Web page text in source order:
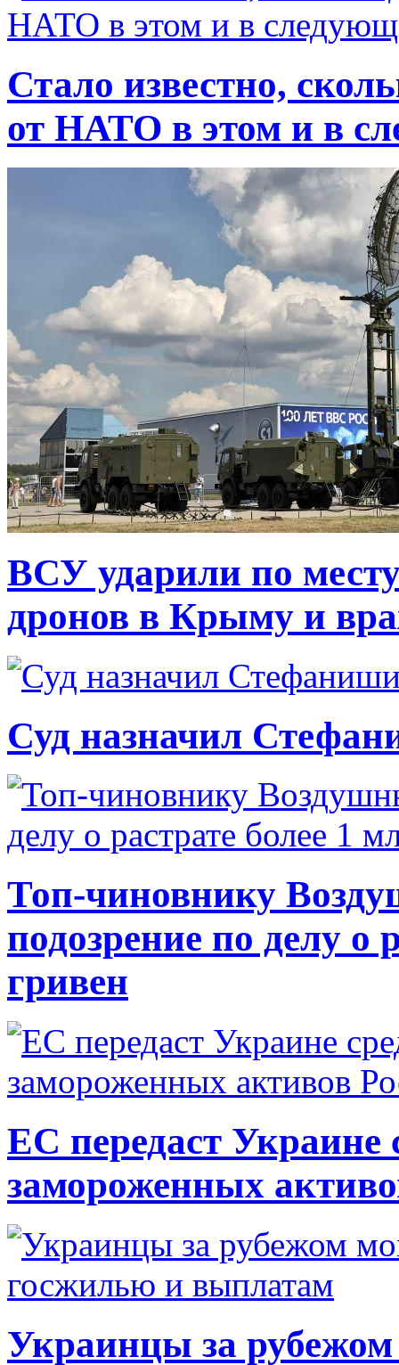
Стало известно,
от НАТО в этом и в
ВСУ ударили по
дронов в Крыму и
Суд назначил
Топ-чиновнику
подозрение по делу о
гривен
ЕС передаст Украине
замороженных
Украинцы за рубежом